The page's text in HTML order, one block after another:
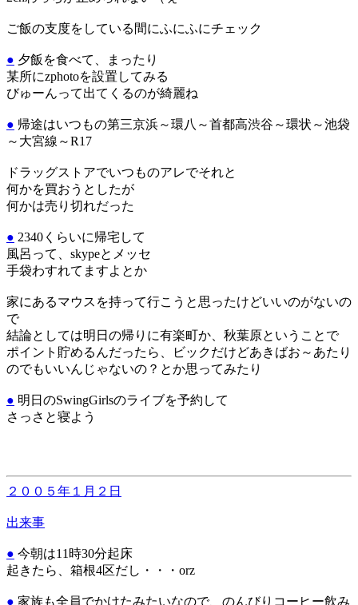
ご飯の支度をしている間にふにふにチェック
● 夕飯を食べて、まったり
某所にzphotoを設置してみる
びゅーんって出てくるのが綺麗ね
● 帰途はいつもの第三京浜～環八～首都高渋谷～環状～池袋
～大宮線～R17
ドラッグストアでいつものアレでそれと
何かを買おうとしたが
何かは売り切れだった
● 2340くらいに帰宅して
風呂って、skypeとメッセ
手袋わすれてますよとか
家にあるマウスを持って行こうと思ったけどいいのがないの
で
結論としては明日の帰りに有楽町か、秋葉原ということで
ポイント貯めるんだったら、ビックだけどあきばお～あたり
のでもいいんじゃないの？とか思ってみたり
● 明日のSwingGirlsのライブを予約して
さっさと寝よう
２００５年１月２日
出来事
● 今朝は11時30分起床
起きたら、箱根4区だし・・・orz
● 家族も全員でかけたみたいなので、のんびりコーヒー飲み